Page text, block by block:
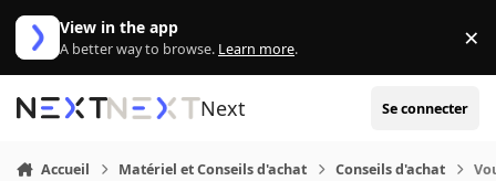
Aller au contenu
View in the app
A better way to browse. Learn more. ×
Next Se connecter
Accueil Matériel et Conseils d'achat Conseils d'achat